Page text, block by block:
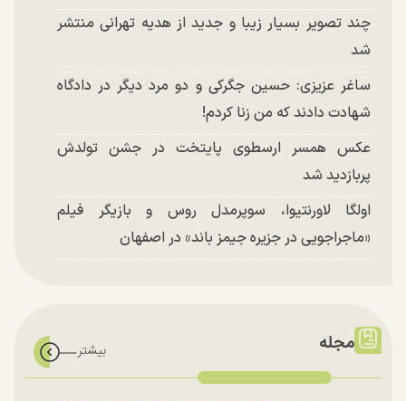
چند تصویر بسیار زیبا و جدید از هدیه تهرانی منتشر
شد
ساغر عزیزی: حسین جگرکی و دو مرد دیگر در دادگاه
شهادت دادند که من زنا کردم!
عکس همسر ارسطوی پایتخت در جشن تولدش
پربازدید شد
اولگا لاورنتیوا، سوپرمدل روس و بازیگر فیلم
«ماجراجویی در جزیره جیمز باند» در اصفهان
مجله